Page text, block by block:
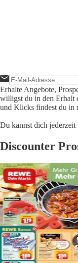
Erhalte Angebote,
willigst du in den Erhalt
und Klicks findest du in
Du kannst dich
Discounter